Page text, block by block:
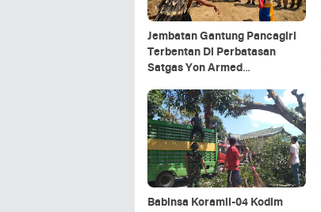
Jembatan Gantung Pancagiri
Terbentan Di Perbatasan
Satgas Yon Armed
Rescue Dan PT MA/BDRMS
Babinsa Koramil-04 Kodim